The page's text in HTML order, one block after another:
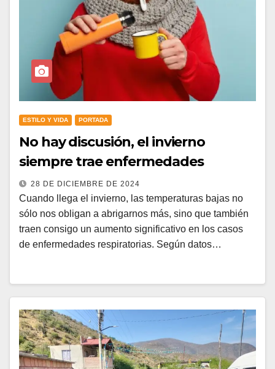
ESTILO Y VIDA PORTADA
No hay discusión, el invierno
siempre trae enfermedades
28 DE DICIEMBRE DE 2024
Cuando llega el invierno, las temperaturas bajas no
sólo nos obligan a abrigarnos más, sino que también
traen consigo un aumento significativo en los casos
de enfermedades respiratorias. Según datos…